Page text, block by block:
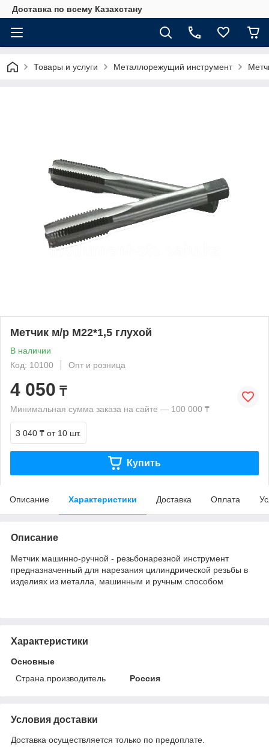
Доставка по всему Казахстану
Товары и услуги Металлорежущий инструмент
Метчик м/р М22*1,5 глухой
В наличии
Код: 10100
Опт и розница
4 050 ₸
Минимальная сумма заказа на сайте — 100 000 ₸
3 040 ₸ от 10 шт.
Купить
Описание Характеристики Доставка Оплата
Описание
Метчик машинно-ручной - резьбонарезной инструмент
предназначенный для нарезания цилиндрической резьбы в
изделиях из металла, машинным и ручным способом
Характеристики
Основные
Страна производитель
Россия
Условия доставки
Доставка осуществляется только по предоплате.